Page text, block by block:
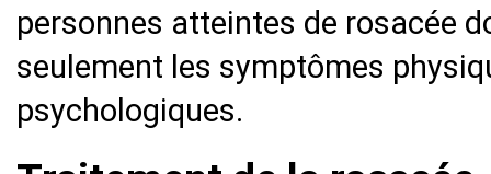
personnes atteintes de rosacée
seulement les symptômes
psychologiques.